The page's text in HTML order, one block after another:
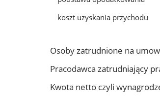
koszt uzyskania przychodu
Osoby zatrudnione na
Pracodawca zatrudniający
Kwota netto czyli